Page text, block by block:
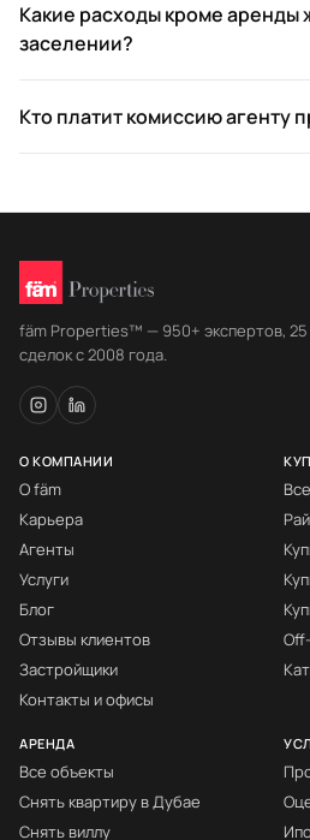
Какие расходы кроме аренды
заселении?
Кто платит комиссию агенту
fäm Properties™ — 950+ экспертов, 25
сделок с 2008 года.
О КОМПАНИИ
О fäm
Карьера
Агенты
Услуги
Блог
Отзывы клиентов
Застройщики
Контакты и офисы
АРЕНДА
Все объекты
Снять квартиру в Дубае
Снять виллу